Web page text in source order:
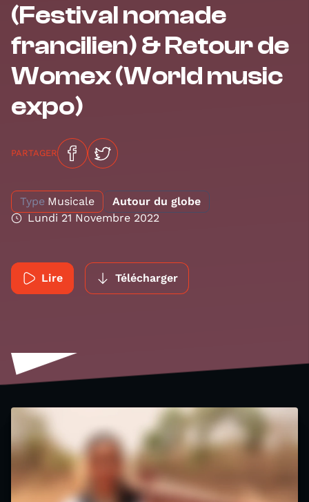
(Festival nomade
francilien) & Retour de
Womex (World music
expo)
PARTAGER
Type Musicale
Autour du globe
Lundi 21 Novembre 2022
Lire Télécharger